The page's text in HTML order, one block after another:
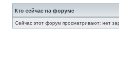
Кто сейчас на форуме
Сейчас этот форум просматривают: нет